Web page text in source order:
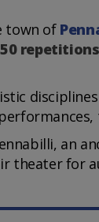
town of
an
theater for